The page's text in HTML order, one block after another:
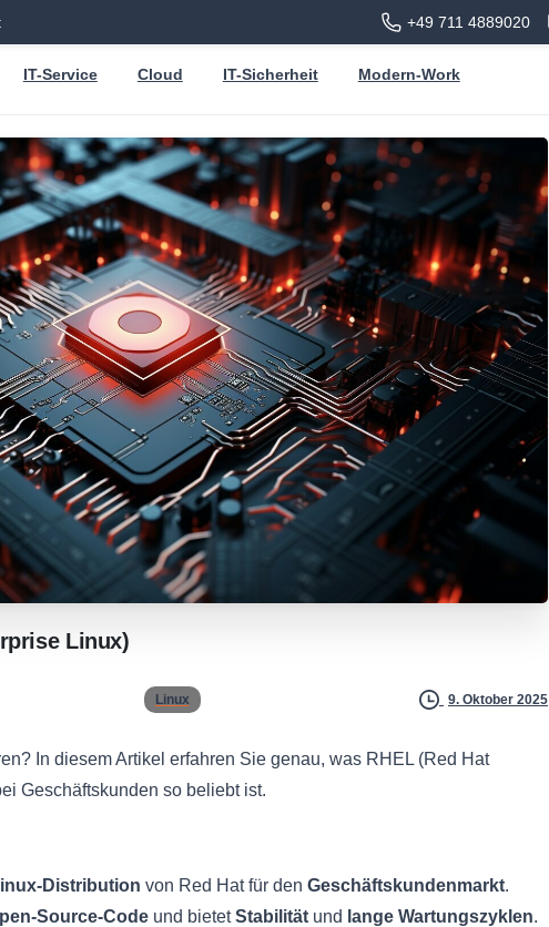
+49 711 4889020
IT-Service Cloud IT-Sicherheit Modern-Work
Linux)
Linux 9. Oktober 2025
In diesem Artikel erfahren Sie genau, was RHEL (Red Hat
Geschäftskunden so beliebt ist.
Distribution von Red Hat für den Geschäftskundenmarkt.
Source-Code und bietetStabilität und lange Wartungszyklen.